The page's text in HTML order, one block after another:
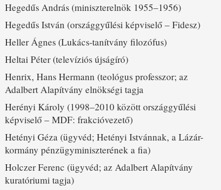
Hegedűs András (miniszterelnök 1955–1956)
Hegedűs István (országgyűlési képviselő – Fidesz)
Heller Ágnes (Lukács-tanítvány filozófus)
Heltai Péter (televíziós újságíró)
Henrix, Hans Hermann (teológus professzor; az
Adalbert Alapítvány elnökségi tagja
Herényi Károly (1998–2010 között országgyűlési
képviselő – MDF: frakcióvezető)
Hetényi Géza (ügyvéd; Hetényi Istvánnak, a Lázár-
kormány pénzügyminiszterének a fia)
Holczer Ferenc (ügyvéd; az Adalbert Alapítvány
kuratóriumi tagja)